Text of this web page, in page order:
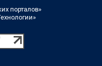
порталов»